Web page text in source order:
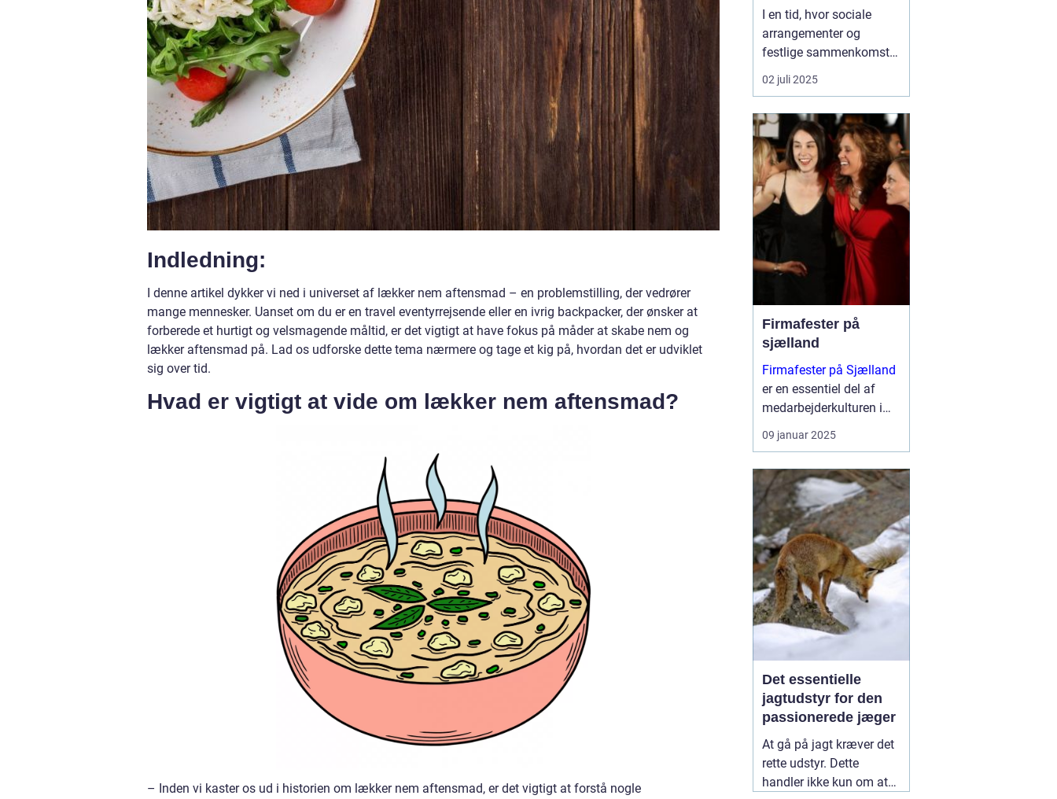
Indledning:
I denne artikel dykker vi ned i universet af lækker nem aftensmad – en problemstilling, der vedrører
mange mennesker. Uanset om du er en travel eventyrrejsende eller en ivrig backpacker, der ønsker at
forberede et hurtigt og velsmagende måltid, er det vigtigt at have fokus på måder at skabe nem og
lækker aftensmad på. Lad os udforske dette tema nærmere og tage et kig på, hvordan det er udviklet
sig over tid.
Hvad er vigtigt at vide om lækker nem aftensmad?
– Inden vi kaster os ud i historien om lækker nem aftensmad, er det vigtigt at forstå nogle
I en tid, hvor sociale
arrangementer og
festlige sammenkomster
ofte kræver et element af
underholdning, står
favoritaktivitet blandt
mange. Karaoke
maskiner giver folk
mulighed for at slippe
deres indre stjerne lø...
02 juli 2025
Firmafester på
sjælland
Firmafester på Sjælland
er en essentiel del af
medarbejderkulturen i
mange virksomheder.
Med en stigning i
unikke venues er
Sjælland blevet ...
09 januar 2025
Det essentielle
jagtudstyr for den
passionerede jæger
At gå på jagt kræver det
rette udstyr. Dette
handler ikke kun om at